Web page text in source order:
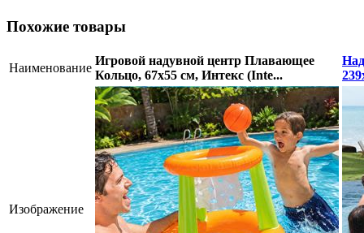
Похожие товары
Наименование
Игровой надувной центр Плавающее
Кольцо, 67х55 см, Интекс (Inte...
Изображение